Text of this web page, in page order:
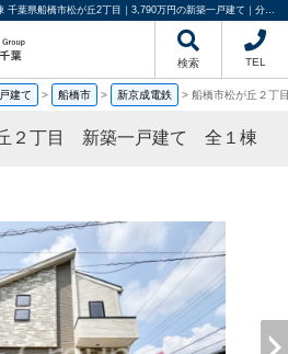
船橋市松が丘２丁目 新築一戸建て 全１棟 千葉県船橋市松が丘2丁目｜3,790万円の新築一戸建て｜分譲住宅や新築物件｜ME不動産千葉
検索 TEL
建て > 船橋市 > 新京成電鉄 > 船橋市松が丘２
２丁目 新築一戸建て 全１棟